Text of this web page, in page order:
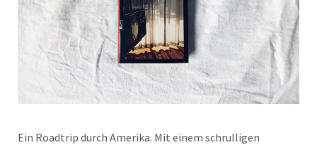
Ein Roadtrip durch Amerika. Mit einem schrulligen